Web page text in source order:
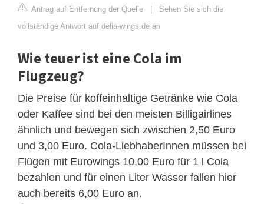
Antrag auf Entfernung der Quelle | Sehen Sie sich die
vollständige Antwort auf delia-wings.de an
Wie teuer ist eine Cola im
Flugzeug?
Die Preise für koffeinhaltige Getränke wie Cola
oder Kaffee sind bei den meisten Billigairlines
ähnlich und bewegen sich zwischen 2,50 Euro
und 3,00 Euro. Cola-LiebhaberInnen müssen bei
Flügen mit Eurowings 10,00 Euro für 1 l Cola
bezahlen und für einen Liter Wasser fallen hier
auch bereits 6,00 Euro an.